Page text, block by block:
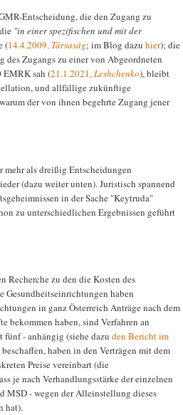
Entscheidung, die den Zugang zu
"in einer spezifischen und mit der
(14.4.2009, Társaság; im Blog dazu hier); die
Zugangs zu einer von Abgeordneten
EMRK sah (21.1.2021,Leshchenko), bleibt
und allfällige zukünftige
der von ihnen begehrte Zugang jener
mehr als dreißig Entscheidungen
(dazu weiter unten). Juristisch spannend
in der Sache "Keytruda"
zu unterschiedlichen Ergebnissen geführt
Recherche zu den die Kosten des
Gesundheitseinrichtungen haben
in ganz Österreich Anträge nach dem
bekommen haben, sind Verfahren an
fünf - anhängig (siehe dazu den Bericht im
haben in den Verträgen mit dem
Preise vereinbart (die
je nach Verhandlungsstärke der einzelnen
MSD - wegen der Alleinstellung dieses
hat).